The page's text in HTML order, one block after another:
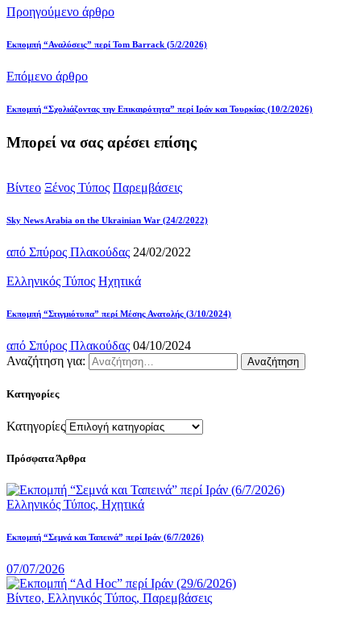
Προηγούμενο άρθρο
Eκπομπή “Αναλύσεις” περί Tom Barrack (5/2/2026)
Επόμενο άρθρο
Εκπομπή “Σχολιάζοντας την Επικαιρότητα” περί Ιράν και Τουρκίας (10/2/2026)
Μπορεί να σας αρέσει επίσης
Βίντεο Ξένος Τύπος Παρεμβάσεις
Sky News Arabia on the Ukrainian War (24/2/2022)
από Σπύρος Πλακούδας 24/02/2022
Ελληνικός Τύπος Ηχητικά
Εκπομπή “Στιγμιότυπα” περί Μέσης Ανατολής (3/10/2024)
από Σπύρος Πλακούδας 04/10/2024
Αναζήτηση για:
Κατηγορίες
Κατηγορίες
Πρόσφατα Άρθρα
Ελληνικός Τύπος, Ηχητικά
Εκπομπή “Σεμνά και Ταπεινά” περί Ιράν (6/7/2026)
07/07/2026
Βίντεο, Ελληνικός Τύπος, Παρεμβάσεις